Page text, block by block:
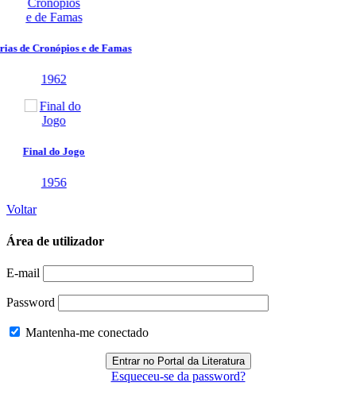
Voltar
Área de utilizador
E-mail
Password
Mantenha-me conectado
Esqueceu-se da password?